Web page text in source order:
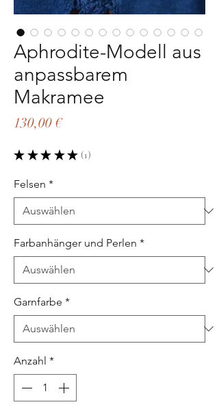
Aphrodite-Modell aus
anpassbarem
Makramee
130,00 €Preis
★ ★ ★ ★ ★ 1
1
Felsen *
Farbanhänger und Perlen *
Garnfarbe *
Anzahl *